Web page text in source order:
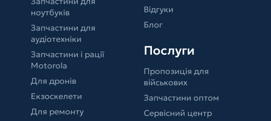
ноутбуків
Запчастини для
аудіотехніки
Запчастини і рації
Motorola
Для дронів
Екзоскелети
Для ремонту
Відгуки
Блог
Послуги
Пропозиція для
військових
Запчастини оптом
Сервісний центр